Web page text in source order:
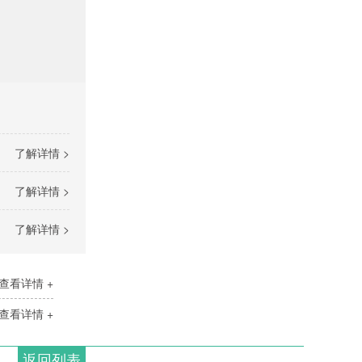
了解详情 >
了解详情 >
了解详情 >
看详情 +
看详情 +